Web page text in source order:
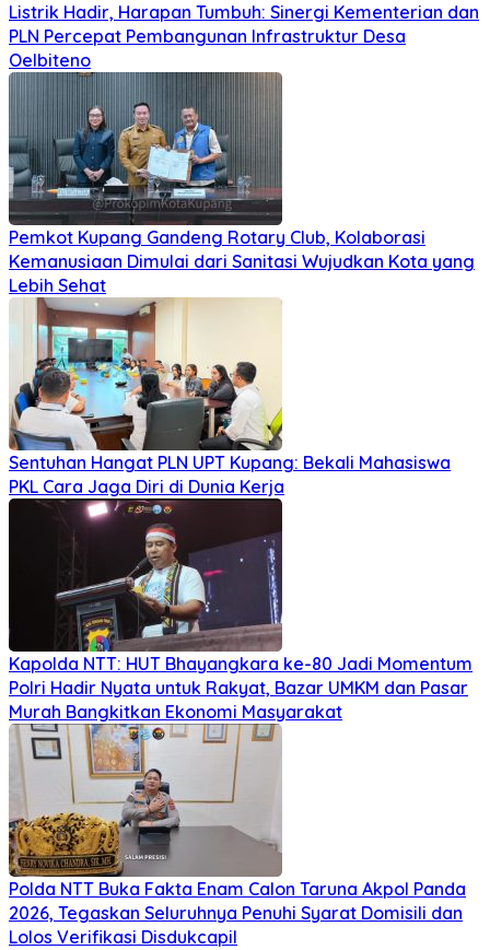
Listrik Hadir, Harapan Tumbuh: Sinergi Kementerian dan
PLN Percepat Pembangunan Infrastruktur Desa
Oelbiteno
Pemkot Kupang Gandeng Rotary Club, Kolaborasi
Kemanusiaan Dimulai dari Sanitasi Wujudkan Kota yang
Lebih Sehat
Sentuhan Hangat PLN UPT Kupang: Bekali Mahasiswa
PKL Cara Jaga Diri di Dunia Kerja
Kapolda NTT: HUT Bhayangkara ke-80 Jadi Momentum
Polri Hadir Nyata untuk Rakyat, Bazar UMKM dan Pasar
Murah Bangkitkan Ekonomi Masyarakat
Polda NTT Buka Fakta Enam Calon Taruna Akpol Panda
2026, Tegaskan Seluruhnya Penuhi Syarat Domisili dan
Lolos Verifikasi Disdukcapil